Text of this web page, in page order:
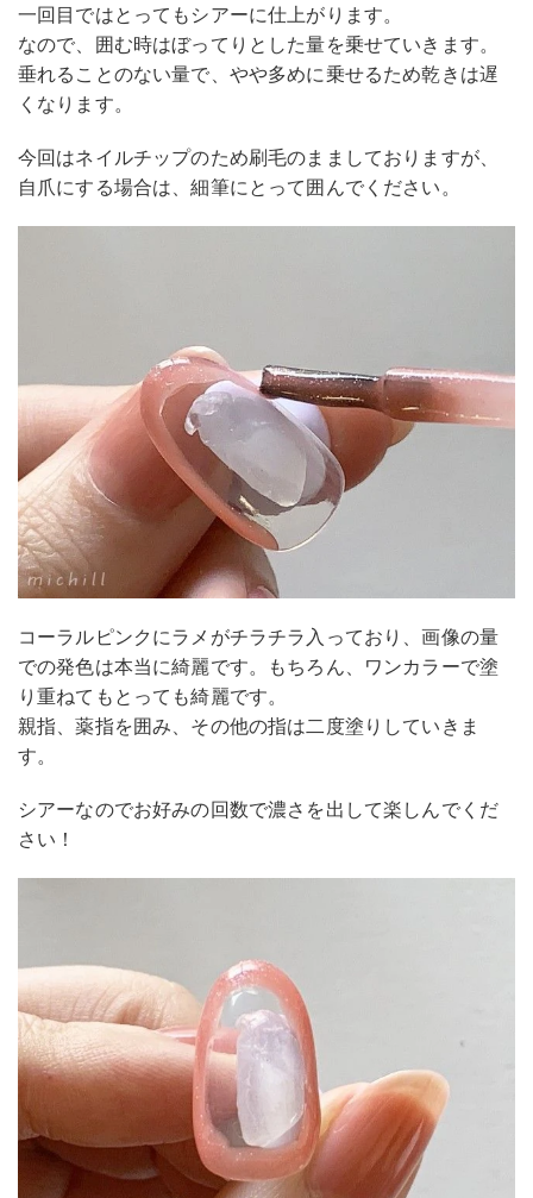
一回目ではとってもシアーに仕上がります。
なので、囲む時はぼってりとした量を乗せていきます。
垂れることのない量で、やや多めに乗せるため乾きは遅
くなります。
今回はネイルチップのため刷毛のまましておりますが、
自爪にする場合は、細筆にとって囲んでください。
コーラルピンクにラメがチラチラ入っており、画像の量
での発色は本当に綺麗です。もちろん、ワンカラーで塗
り重ねてもとっても綺麗です。
親指、薬指を囲み、その他の指は二度塗りしていきま
す。
シアーなのでお好みの回数で濃さを出して楽しんでくだ
さい！